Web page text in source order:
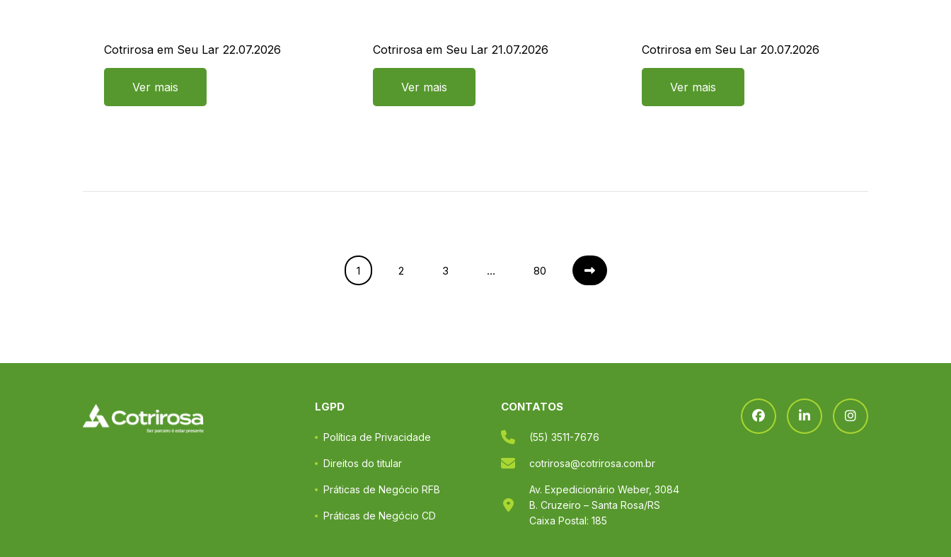
Cotrirosa em Seu Lar 22.07.2026
Ver mais
Cotrirosa em Seu Lar 21.07.2026
Ver mais
Cotrirosa em Seu Lar 20.07.2026
Ver mais
1 2 3 … 80
LGPD
Política de Privacidade
Direitos do titular
Práticas de Negócio RFB
Práticas de Negócio CD
CONTATOS
(55) 3511-7676
cotrirosa@cotrirosa.com.br
Av. Expedicionário Weber, 3084
B. Cruzeiro – Santa Rosa/RS
Caixa Postal: 185